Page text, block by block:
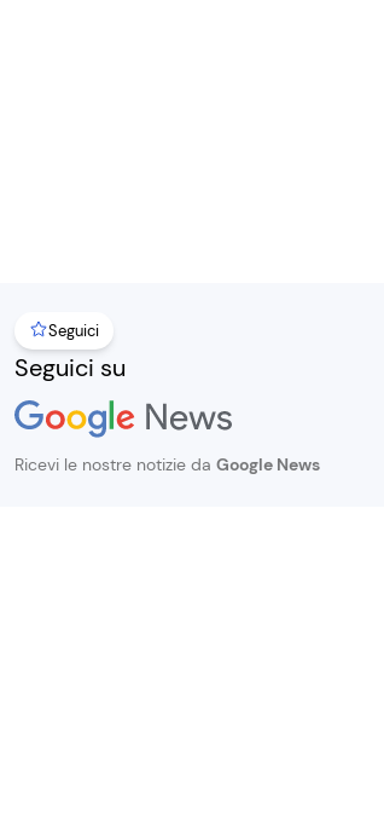
Seguici
Seguici su
Ricevi le nostre notizie da Google News